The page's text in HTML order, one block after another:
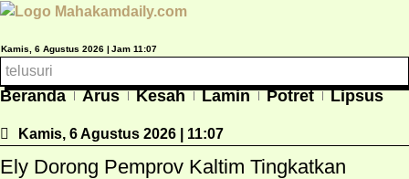
Lewati
konten
Kamis, 6 Agustus 2026 | Jam 11:07
Beranda Arus Kesah Lamin Potret Lipsus
Kamis, 6 Agustus 2026 | 11:07
Ely Dorong Pemprov Kaltim Tingkatkan